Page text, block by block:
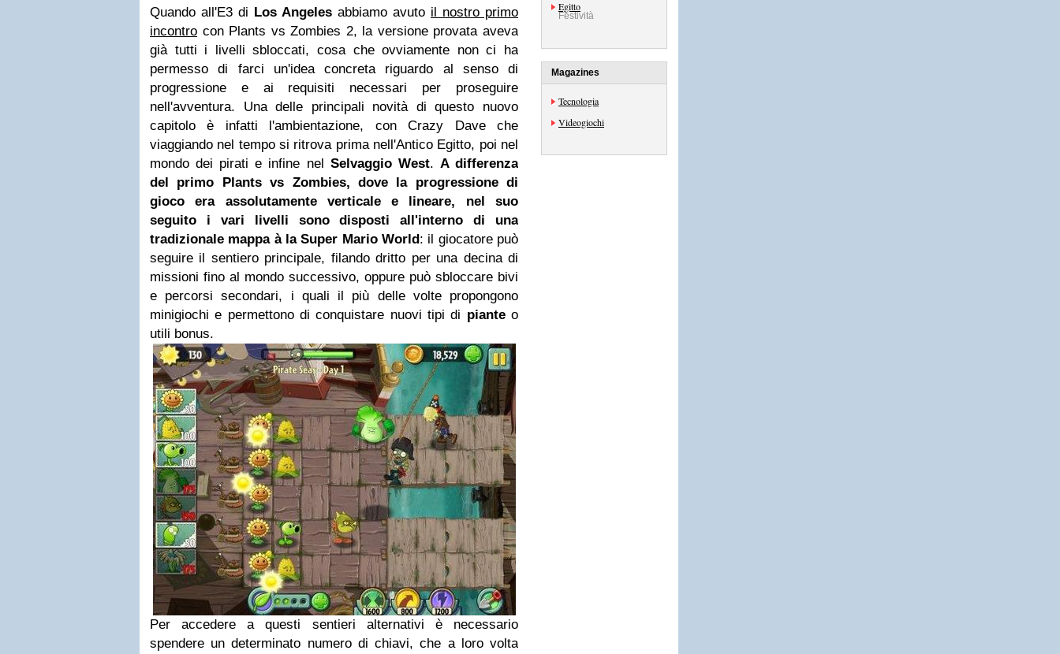
Quando all'E3 di Los Angeles abbiamo avuto il nostro primo
incontro con Plants vs Zombies 2, la versione provata aveva
già tutti i livelli sbloccati, cosa che ovviamente non ci ha
permesso di farci un'idea concreta riguardo al senso di
progressione e ai requisiti necessari per proseguire
nell'avventura. Una delle principali novità di questo nuovo
capitolo è infatti l'ambientazione, con Crazy Dave che
viaggiando nel tempo si ritrova prima nell'Antico Egitto, poi nel
mondo dei pirati e infine nel Selvaggio West. A differenza
del primo Plants vs Zombies, dove la progressione di
gioco era assolutamente verticale e lineare, nel suo
seguito i vari livelli sono disposti all'interno di una
tradizionale mappa à la Super Mario World: il giocatore può
seguire il sentiero principale, filando dritto per una decina di
missioni fino al mondo successivo, oppure può sbloccare bivi
e percorsi secondari, i quali il più delle volte propongono
minigiochi e permettono di conquistare nuovi tipi di pianteo
utili bonus.
Per accedere a questi sentieri alternativi è necessario
spendere un determinato numero di chiavi, che a loro volta
Egitto
Festività
Magazines
Tecnologia
Videogiochi